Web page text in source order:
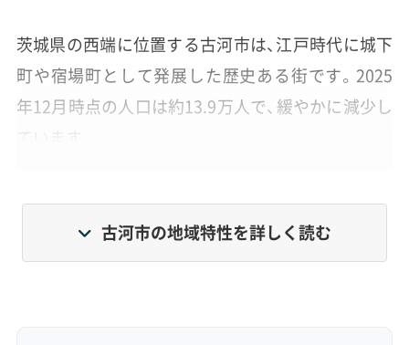
茨城県の西端に位置する古河市は、江戸時代に城下
町や宿場町として発展した歴史ある街です。2025
年12月時点の人口は約13.9万人で、緩やかに減少し
が減っている状況です。これは特に独居高齢者世帯
の増加を示しており、結果として相続や住み替えに
古河市の地域特性を詳しく読む